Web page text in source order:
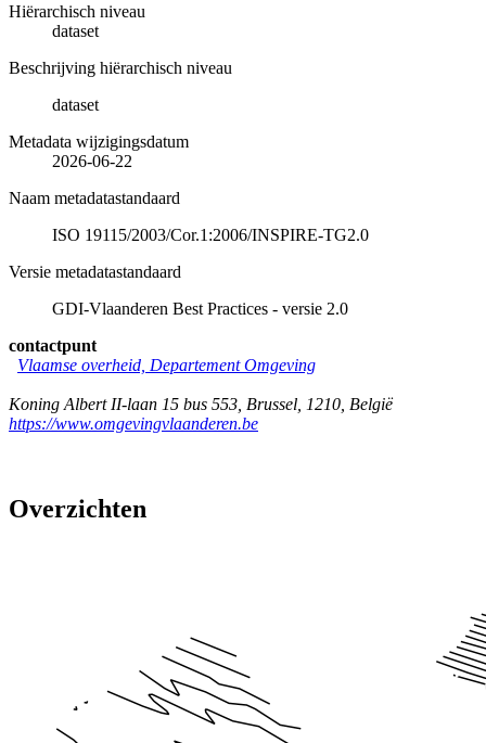
Hiërarchisch niveau
dataset
Beschrijving hiërarchisch niveau
dataset
Metadata wijzigingsdatum
2026-06-22
Naam metadatastandaard
ISO 19115/2003/Cor.1:2006/INSPIRE-TG2.0
Versie metadatastandaard
GDI-Vlaanderen Best Practices - versie 2.0
contactpunt
Vlaamse overheid, Departement Omgeving
Koning Albert II-laan 15 bus 553 Brussel 1210 België
https://www.omgevingvlaanderen.be
Overzichten